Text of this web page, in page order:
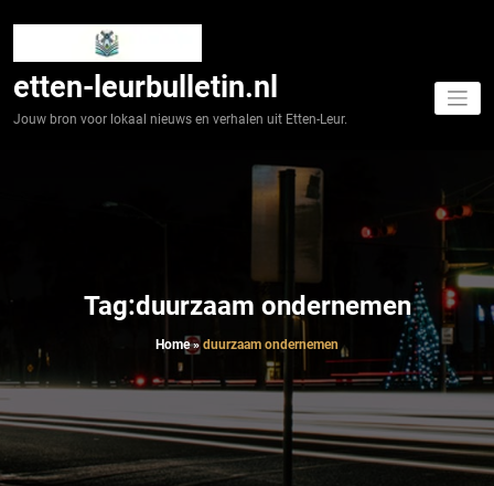
etten-leurbulletin.nl
Jouw bron voor lokaal nieuws en verhalen uit Etten-Leur.
Tag:duurzaam ondernemen
Home»duurzaam ondernemen